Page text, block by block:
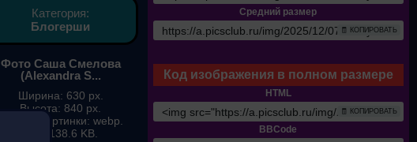
Категория:
Блогерши
Фото Саша Смелова
(Alexandra S...
Ширина: 630 px.
Высота: 840 px.
Формат картинки: webp.
Вес: 138.6 KB.
Средний размер
🧾 КОПИРОВАТЬ
Код изображения в полном размере
HTML
🧾 КОПИРОВАТЬ
BBCode